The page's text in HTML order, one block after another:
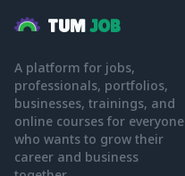
TUMJOB
A platform for jobs,
professionals, portfolios,
businesses, trainings, and
online courses for everyone
who wants to grow their
career and business